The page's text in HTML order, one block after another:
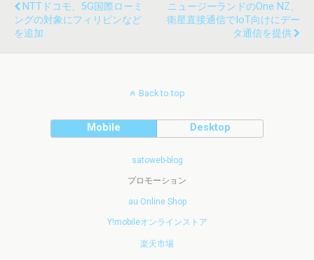
NTTドコモ、5G国際ローミ
ングの対象にフィリピンなど
を追加
ニュージーランドのOne NZ、
衛星直接通信でIoT向けにデー
タ通信を提供
Back to top
Mobile Desktop
satoweb-blog
プロモーション
au Online Shop
Y!mobileオンラインストア
楽天市場